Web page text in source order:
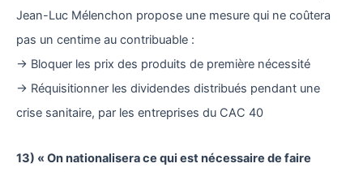
Jean-Luc Mélenchon propose une mesure qui ne coûtera
pas un centime au contribuable :
→ Bloquer les prix des produits de première nécessité
→ Réquisitionner les dividendes distribués pendant une
crise sanitaire, par les entreprises du CAC 40
13) « On nationalisera ce qui est nécessaire de faire